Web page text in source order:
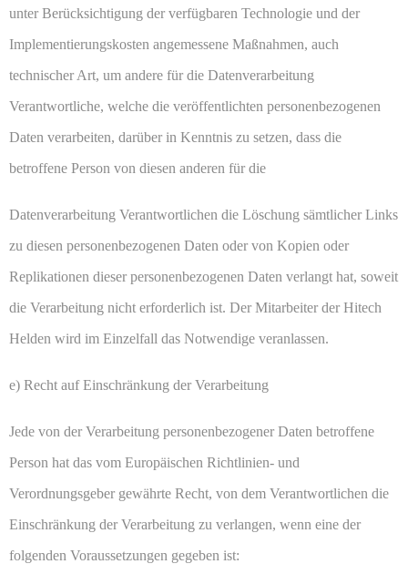
unter Berücksichtigung der verfügbaren Technologie und der
Implementierungskosten angemessene Maßnahmen, auch
technischer Art, um andere für die Datenverarbeitung
Verantwortliche, welche die veröffentlichten personenbezogenen
Daten verarbeiten, darüber in Kenntnis zu setzen, dass die
betroffene Person von diesen anderen für die
Datenverarbeitung Verantwortlichen die Löschung sämtlicher Links
zu diesen personenbezogenen Daten oder von Kopien oder
Replikationen dieser personenbezogenen Daten verlangt hat, soweit
die Verarbeitung nicht erforderlich ist. Der Mitarbeiter der Hitech
Helden wird im Einzelfall das Notwendige veranlassen.
e) Recht auf Einschränkung der Verarbeitung
Jede von der Verarbeitung personenbezogener Daten betroffene
Person hat das vom Europäischen Richtlinien- und
Verordnungsgeber gewährte Recht, von dem Verantwortlichen die
Einschränkung der Verarbeitung zu verlangen, wenn eine der
folgenden Voraussetzungen gegeben ist: